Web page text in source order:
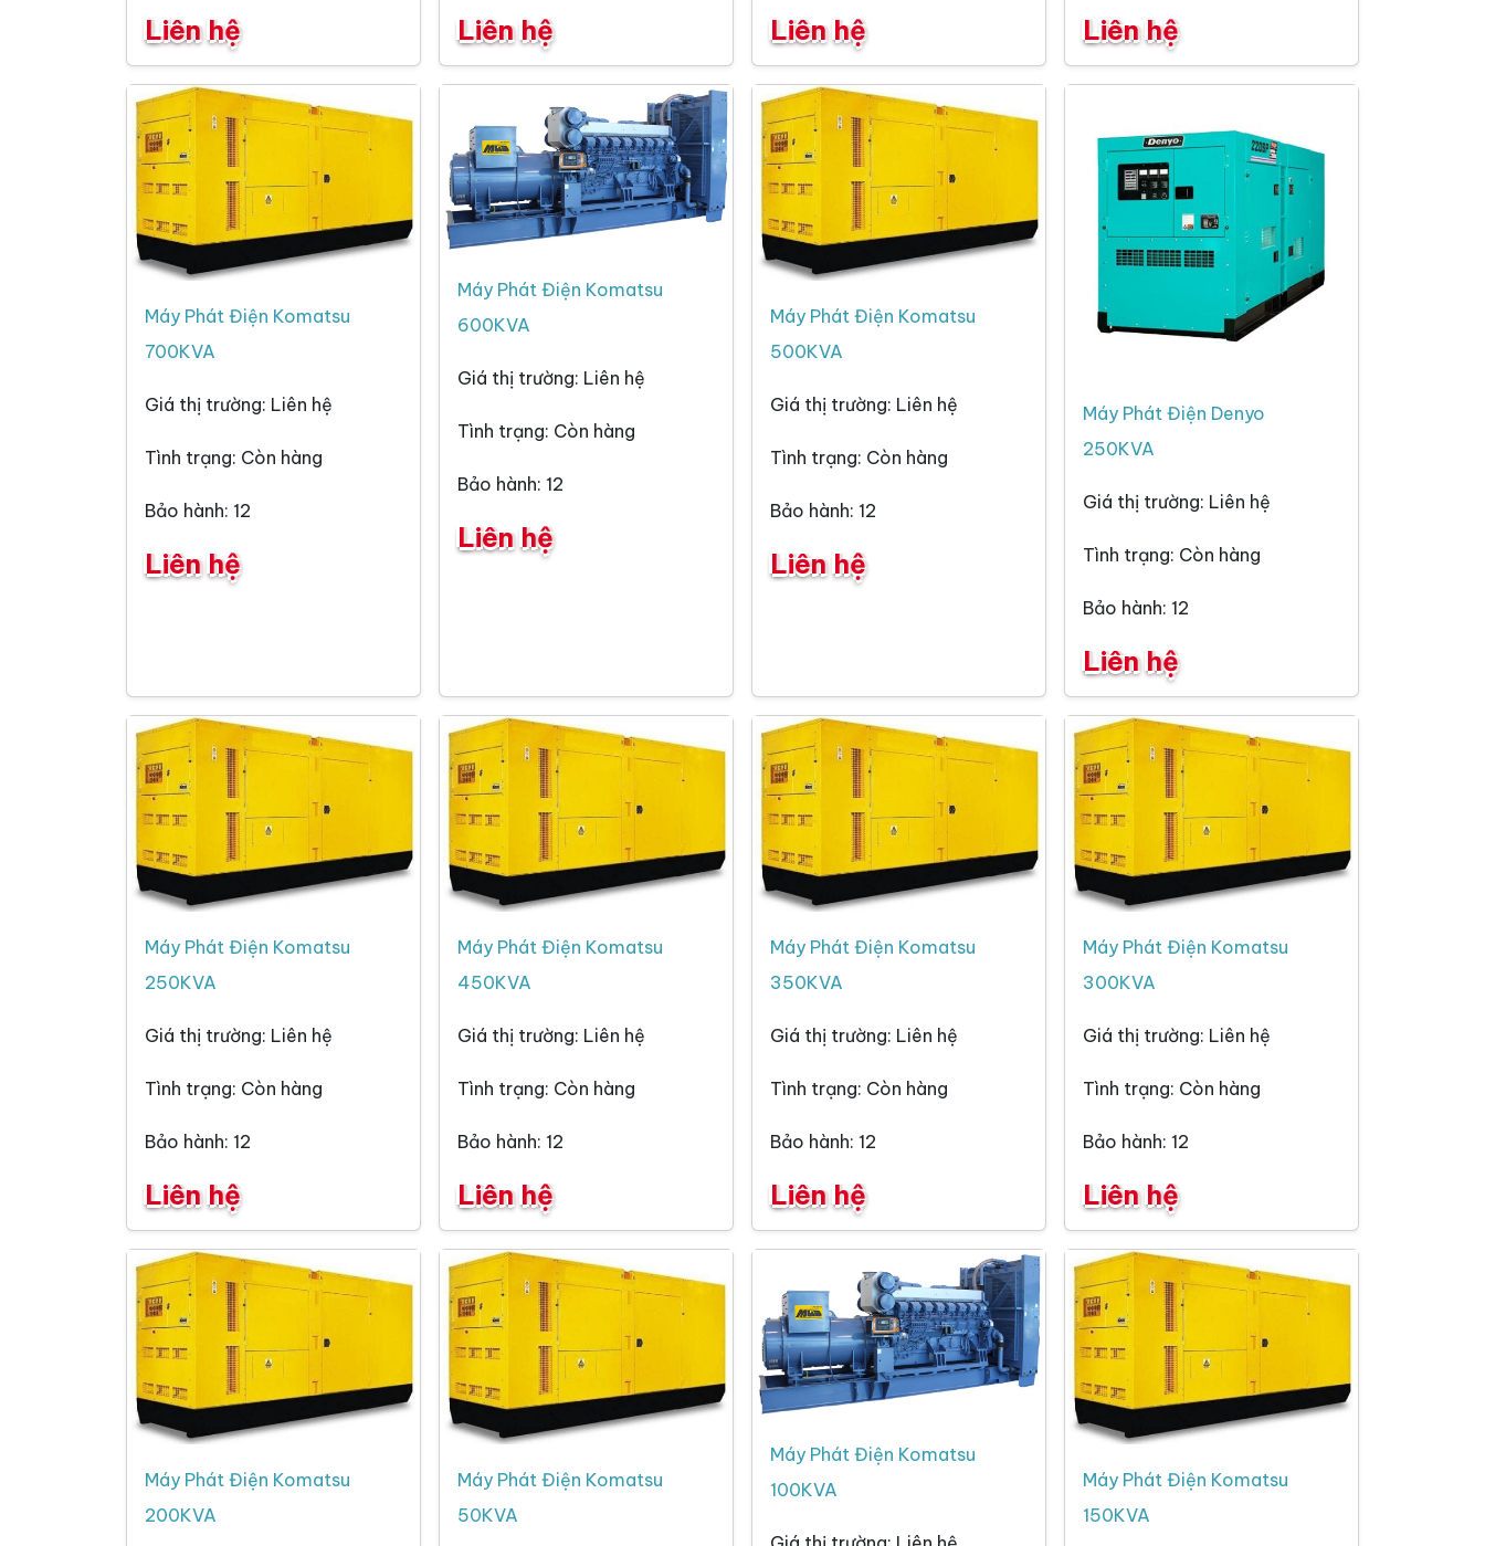
Liên hệ Liên hệ Liên hệ Liên hệ
Máy Phát Điện Komatsu
700KVA
Giá thị trường: Liên hệ
Tình trạng: Còn hàng
Bảo hành: 12
Liên hệ
Máy Phát Điện Komatsu
600KVA
Giá thị trường: Liên hệ
Tình trạng: Còn hàng
Bảo hành: 12
Liên hệ
Máy Phát Điện Komatsu
500KVA
Giá thị trường: Liên hệ
Tình trạng: Còn hàng
Bảo hành: 12
Liên hệ
Máy Phát Điện Denyo
250KVA
Giá thị trường: Liên hệ
Tình trạng: Còn hàng
Bảo hành: 12
Liên hệ
Máy Phát Điện Komatsu
250KVA
Giá thị trường: Liên hệ
Tình trạng: Còn hàng
Bảo hành: 12
Liên hệ
Máy Phát Điện Komatsu
450KVA
Giá thị trường: Liên hệ
Tình trạng: Còn hàng
Bảo hành: 12
Liên hệ
Máy Phát Điện Komatsu
350KVA
Giá thị trường: Liên hệ
Tình trạng: Còn hàng
Bảo hành: 12
Liên hệ
Máy Phát Điện Komatsu
300KVA
Giá thị trường: Liên hệ
Tình trạng: Còn hàng
Bảo hành: 12
Liên hệ
Máy Phát Điện Komatsu
200KVA
Máy Phát Điện Komatsu
50KVA
Máy Phát Điện Komatsu
100KVA
Máy Phát Điện Komatsu
150KVA